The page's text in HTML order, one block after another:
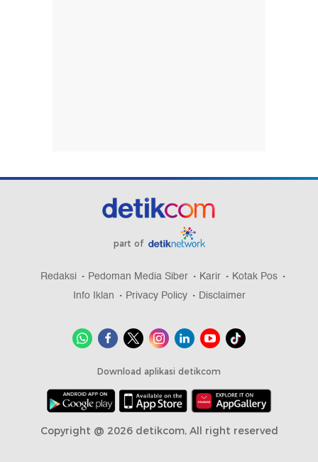
part of
Redaksi Pedoman Media Siber Karir
Kotak Pos
Info Iklan
Privacy Policy Disclaimer
Download aplikasi detikcom
Copyright @ 2026 detikcom, All right reserved